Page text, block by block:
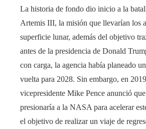
La historia de fondo dio inicio a la
Artemis III, la misión que llevarían los
superficie lunar, además del objetivo
antes de la presidencia de Donald
con carga, la agencia había planeado
vuelta para 2028. Sin embargo, en
vicepresidente Mike Pence anunció
presionaría a la NASA para acelerar
el objetivo de realizar un viaje de